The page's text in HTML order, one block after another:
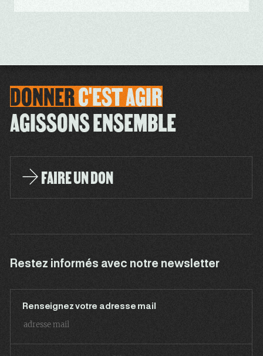
DONNERC'ESTAGIR
AGISSONS ENSEMBLE
FAIRE UN DON
Restez informés avec notre newsletter
Renseignez votre adresse mail